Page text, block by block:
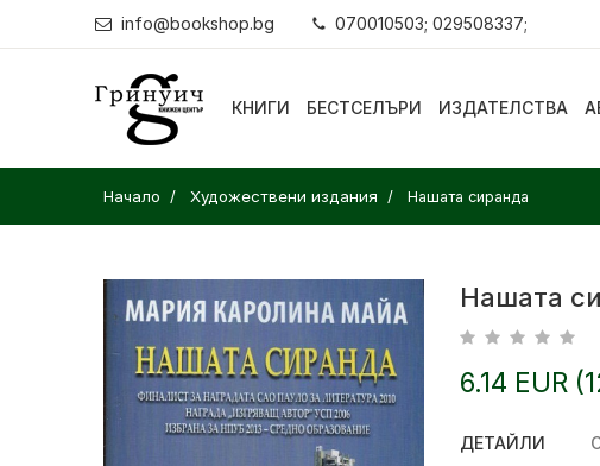
info@bookshop.bg 070010503; 029508337;
КНИГИ БЕСТСЕЛЪРИ ИЗДАТЕЛСТВА
Начало Художествени издания Нашата сиранда
Нашата
6.14 EUR
ДЕТАЙЛИ